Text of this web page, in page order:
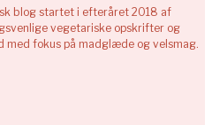
blog startet i efteråret 2018 af
vegetariske opskrifter og
med fokus på madglæde og velsmag.